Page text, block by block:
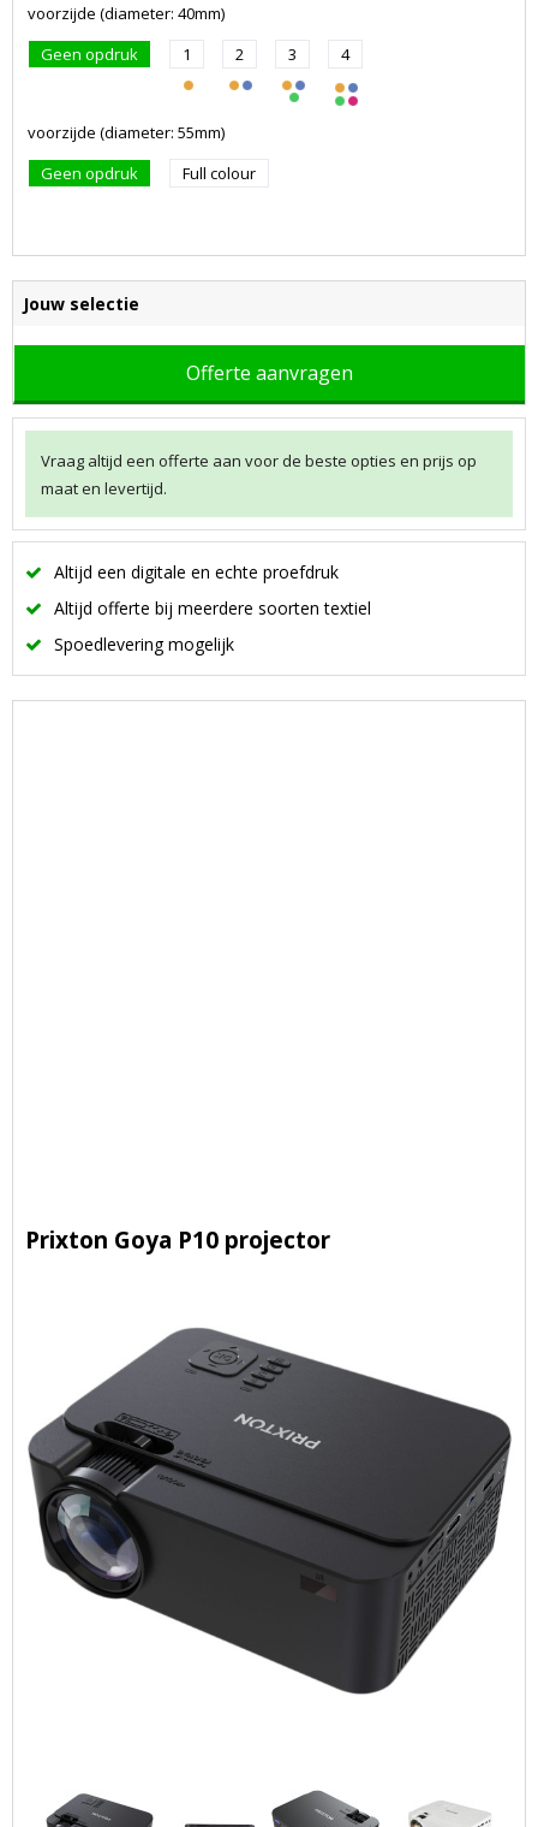
voorzijde (diameter: 40mm)
Geen opdruk
1 2 3 4
voorzijde (diameter: 55mm)
Geen opdruk
Full colour
Jouw selectie
Offerte aanvragen
Vraag altijd een offerte aan voor de beste opties en prijs op
maat en levertijd.
Altijd een digitale en echte proefdruk
Altijd offerte bij meerdere soorten textiel
Spoedlevering mogelijk
Prixton Goya P10 projector